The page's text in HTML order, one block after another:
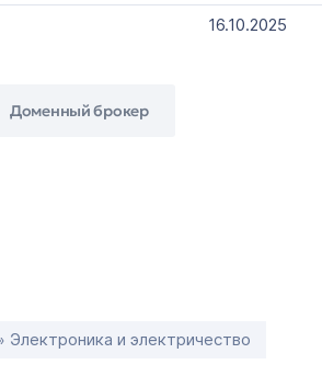
16.10.2025
Доменный брокер
Электроника и электричество